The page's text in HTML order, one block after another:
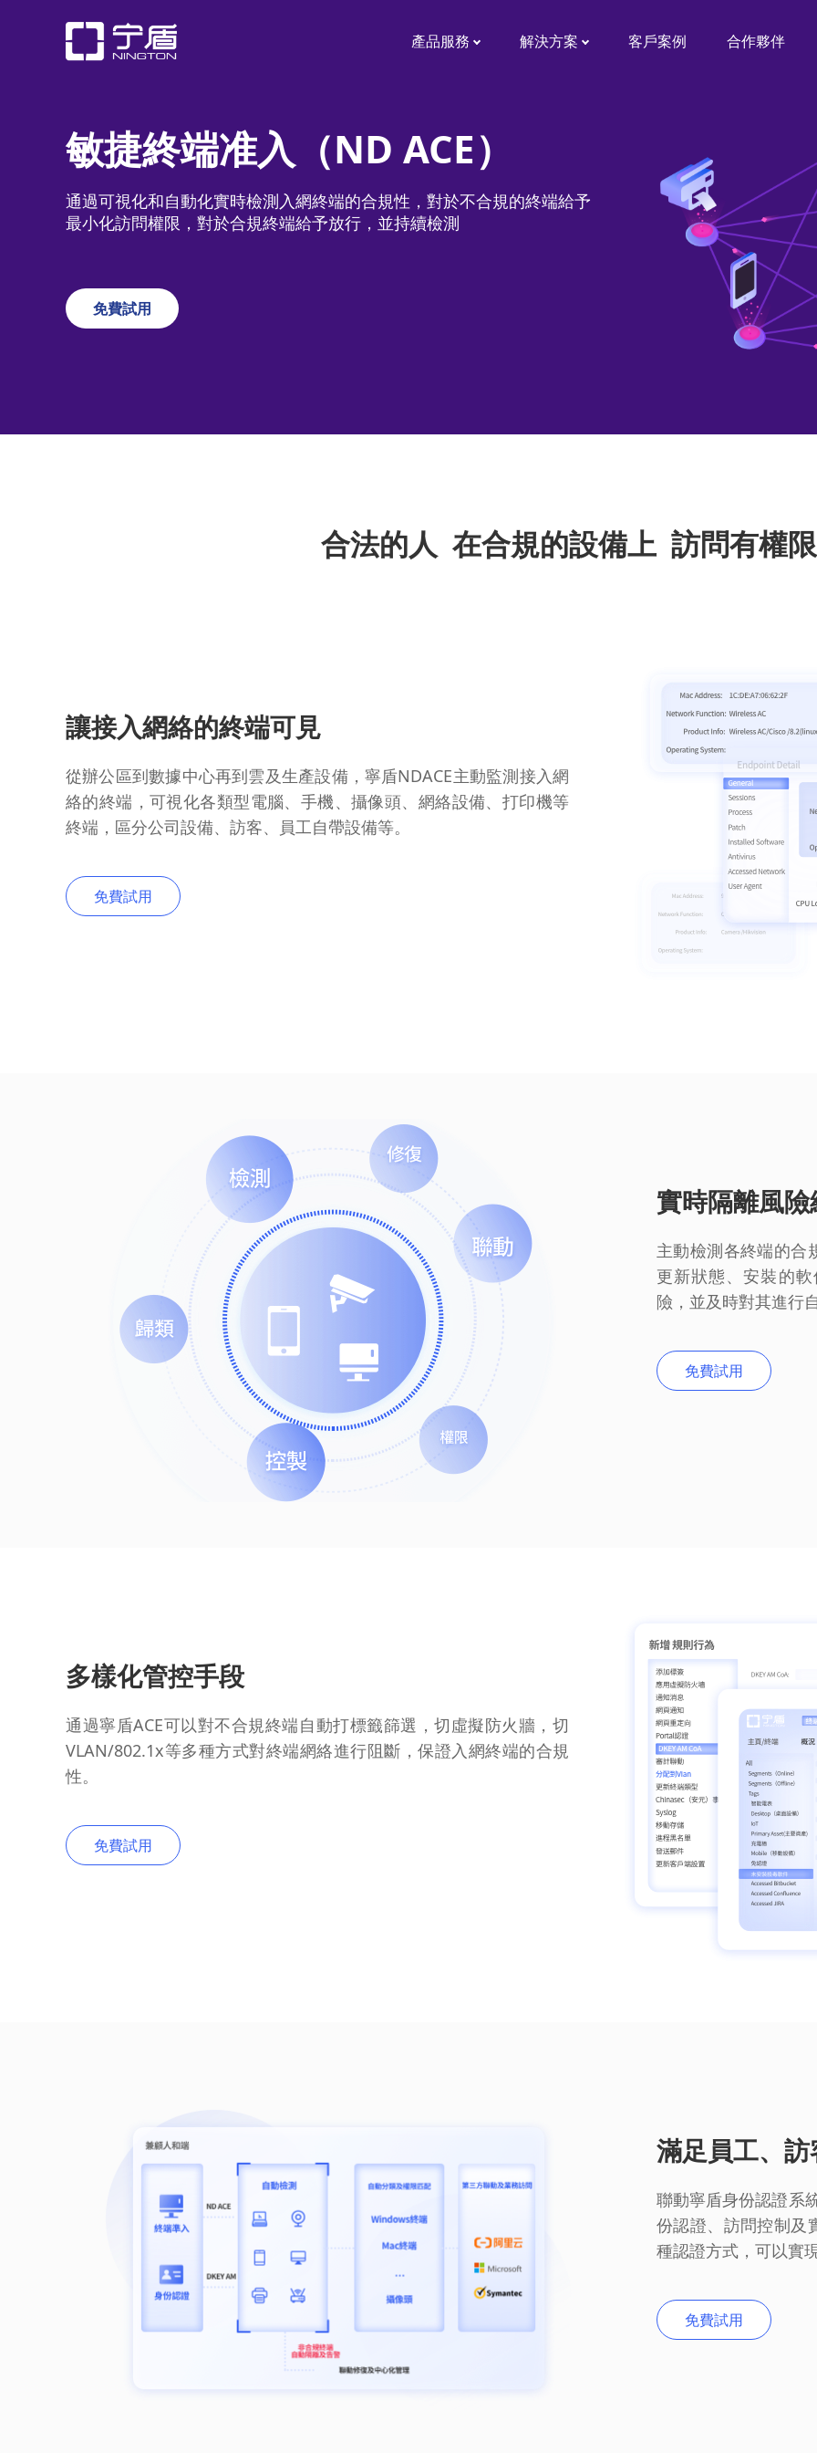
產品服務 解決方案 客戶案例 合作夥伴
敏捷終端准入（ND ACE）
通過可視化和自動化實時檢測入網終端的合規性，對於不合規的終端給予
最小化訪問權限，對於合規終端給予放行，並持續檢測
免費試用
合法的人 在合規的設備上 訪問有權
讓接入網絡的終端可見
從辦公區到數據中心再到雲及生產設備，寧盾NDACE主動監測接入網
絡的終端，可視化各類型電腦、手機、攝像頭、網絡設備、打印機等
終端，區分公司設備、訪客、員工自帶設備等。
免費試用
實時隔離風
主動檢測各終端的合
更新狀態、安裝的
險，並及時對其進行
免費試用
多樣化管控手段
通過寧盾ACE可以對不合規終端自動打標籤篩選，切虛擬防火牆，切
VLAN/802.1x等多種方式對終端網絡進行阻斷，保證入網終端的合規
性。
免費試用
滿足員工、
聯動寧盾身份認證系
份認證、訪問控制及
種認證方式，可以實
免費試用